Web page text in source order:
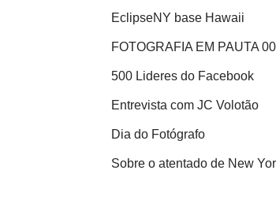
EclipseNY base Hawaii
FOTOGRAFIA EM PAUTA
500 Lideres do Facebook
Entrevista com JC Volotão
Dia do Fotógrafo
Sobre o atentado de New